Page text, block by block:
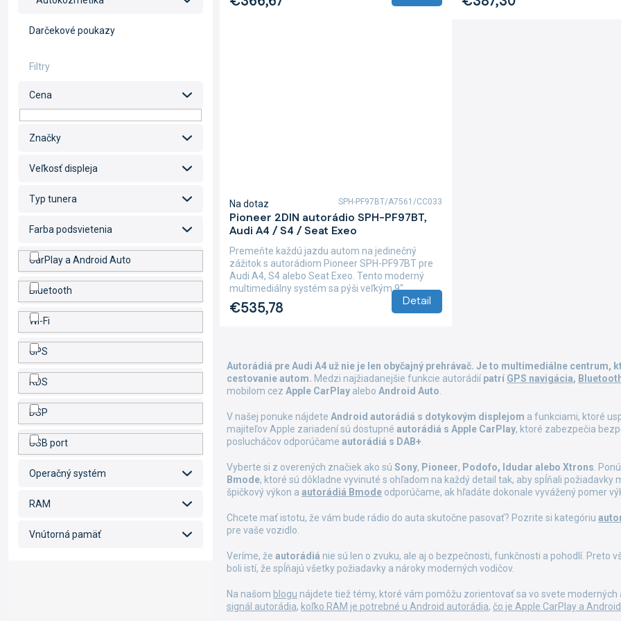
Darčekové poukazy
Cena
Značky
Veľkosť displeja
Typ tunera
Farba podsvietenia
CarPlay a Android Auto
Bluetooth
Wi-Fi
GPS
RDS
DSP
USB port
Operačný systém
RAM
Vnútorná pamäť
Pioneer 2DIN autorádio SPH-PF97BT,
Audi A4 / S4 / Seat Exeo
Na dotaz
€535,78 Detail
Premeňte každú jazdu autom na jedinečný
zážitok s autorádiom Pioneer SPH-PF97BT pre
Audi A4, S4 alebo Seat Exeo. Tento moderný
multimediálny systém sa pýši veľkým 9"...
SPH-PF97BT/A7561/CC033
l
á
a
c
i
p
r
v
k
y
p
u
Autorádiá pre Audi A4 už nie je len obyčajný prehrávač. Je to multimediálne
cestovanie autom. Medzi najžiadanejšie funkcie autorádií patrí GPS navigácia,
mobilom cez Apple CarPlay alebo Android Auto
V našej ponuke nájdete Android autorádiá s dotykovým displejom a funkciami, ktoré
majiteľov Apple zariadení sú dostupné autorádiá s Apple CarPlay, ktoré zabezpečia
poslucháčov odporúčame autorádiá s DAB+
Vyberte si z overených značiek ako sú Sony, Pioneer, Podofo, Idudar alebo Xtrons .
Bmode, ktoré sú dôkladne vyvinuté s ohľadom na každý detail tak, aby spĺňali požiadavky
špičkový výkon a autorádiá Bmode odporúčame, ak hľadáte dokonale vyvážený pomer
Chcete mať istotu, že vám bude rádio do auta skutočne pasovať? Pozrite si kategóriu
pre vaše vozidlo.
Veríme, že autorádiá nie sú len o zvuku, ale aj o bezpečnosti, funkčnosti a pohodlí. Preto
boli istí, že spĺňajú všetky požiadavky a nároky moderných vodičov.
Na našom blogu nájdete tiež témy, ktoré vám pomôžu zorientovať sa vo svete moderných
signál autorádia, koľko RAM je potrebné u Android autorádia, čo je Apple CarPlay a